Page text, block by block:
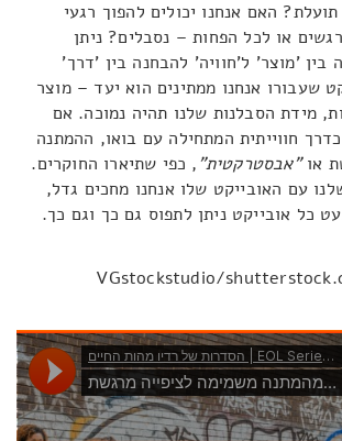
האם אנחנו יכולים להפוך רגעי
או לכל הפחות – נסבלים? ניתן
בין 'מוצר' ל'חוויה' להבחנה בין 'דרך'
שעבורו אנחנו ממתינים הוא יעד – מוצר
מידת הסבלנות שלנו תהיה נמוכה. אם
חווייתית המתחילה עם בואו, ההמתנה
או"אבסטרקטית", כפי שתיארו החוקרים.
עם האובייקט שלו אנחנו מחכים גדל,
כל אובייקט ניתן לתפוס גם כך וגם כך.